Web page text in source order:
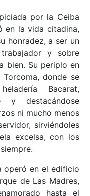
por la Ceiba
en la vida citadina,
honradez, a ser un
y sobre
bien. Su periplo en
donde se
Bacarat,
y destacándose
ni mucho menos
sirviéndoles
excelsa, con los
operó en el edificio
de Las Madres,
hasta el